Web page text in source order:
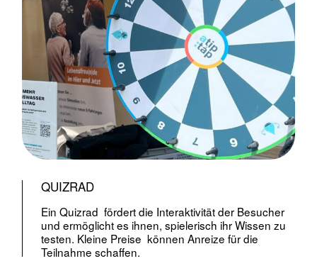
QUIZRAD
Ein Quizrad fördert die Interaktivität der Besucher
und ermöglicht es ihnen, spielerisch ihr Wissen zu
testen. Kleine Preise können Anreize für die
Teilnahme schaffen.